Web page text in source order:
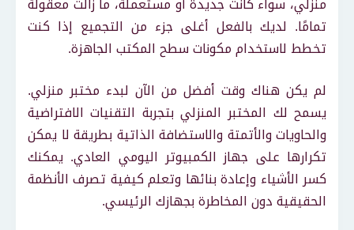
تمامًا. لديك بالفعل أغلى جزء من التجميع إذا كنت
تخطط لاستخدام مكونات سطح المكتب الجاهزة.
لم يكن هناك وقت أفضل من الآن لبدء مختبر منزلي.
يسمح لك المختبر المنزلي بتجربة التقنيات الافتراضية
والحاويات والأتمتة والاستضافة الذاتية بطريقة لا يمكن
تكرارها على جهاز الكمبيوتر اليومي العادي. يمكنك
كسر الأشياء وإعادة بنائها وتعلم كيفية تصرف الأنظمة
الحقيقية دون المخاطرة بجهازك الرئيسي.